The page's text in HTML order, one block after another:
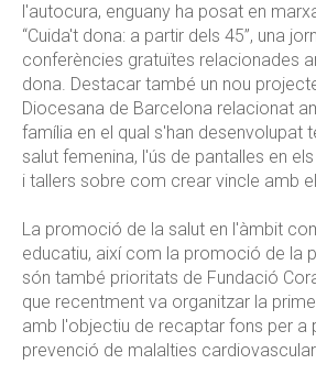
l'autocura, enguany ha posat en
“Cuida't dona: a partir dels 45”, una
conferències gratuïtes relacionades
dona. Destacar també un nou
Diocesana de Barcelona relacionat
família en el qual s'han desenvolupat
salut femenina, l'ús de pantalles en
i tallers sobre com crear vincle amb
La promoció de la salut en l'àmbit
educatiu, així com la promoció de la
són també prioritats de Fundació
que recentment va organitzar la
amb l'objectiu de recaptar fons per a
prevenció de malalties